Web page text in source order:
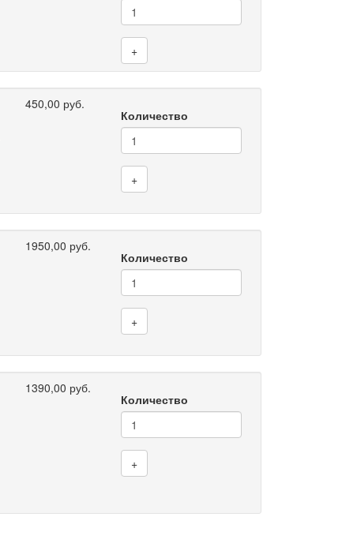
+
450,00 руб.
Количество
+
1950,00 руб.
Количество
+
1390,00 руб.
Количество
+